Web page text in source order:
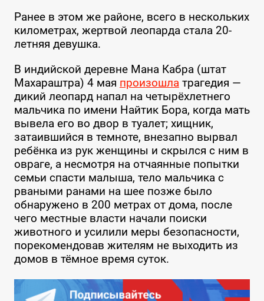
Ранее в этом же районе, всего в нескольких
километрах, жертвой леопарда стала 20-
летняя девушка.
В индийской деревне Мана Кабра (штат
Махараштра) 4 мая произошла трагедия —
дикий леопард напал на четырёхлетнего
мальчика по имени Найтик Бора, когда мать
вывела его во двор в туалет; хищник,
затаившийся в темноте, внезапно вырвал
ребёнка из рук женщины и скрылся с ним в
овраге, а несмотря на отчаянные попытки
семьи спасти малыша, тело мальчика с
рваными ранами на шее позже было
обнаружено в 200 метрах от дома, после
чего местные власти начали поиски
животного и усилили меры безопасности,
порекомендовав жителям не выходить из
домов в тёмное время суток.